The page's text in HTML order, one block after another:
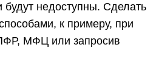
будут недоступны. Сделать
к примеру, при
МФЦ или запросив